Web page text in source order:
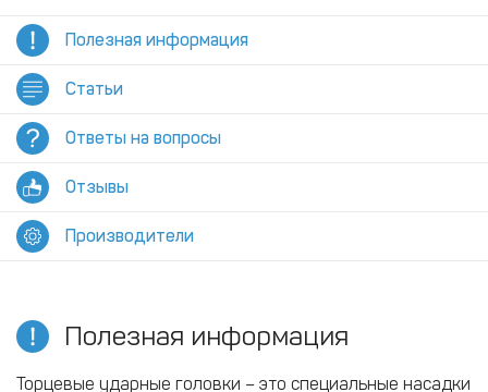
Полезная информация
Статьи
Ответы на вопросы
Отзывы
Производители
Полезная информация
Торцевые ударные головки – это специальные насадки